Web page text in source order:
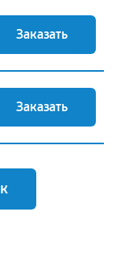
Заказать
Заказать